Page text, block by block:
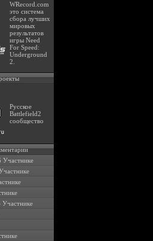
WRecord.com
это система
сбора лучших
мировых
результатов
игры Need
For Speed:
Underground
2.
Русское
Battlefield2
сообщество
Участнике